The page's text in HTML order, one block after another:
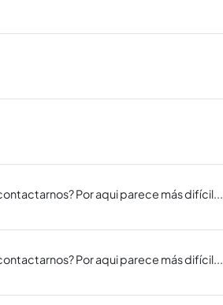
Por aqui parece más difí­cil...
Por aqui parece más difí­cil...